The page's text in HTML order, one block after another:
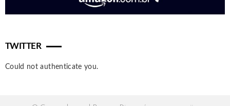
TWITTER
Could not authenticate you.